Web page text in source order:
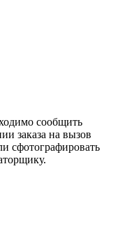
сообщить
заказа на вызов
сфотографировать